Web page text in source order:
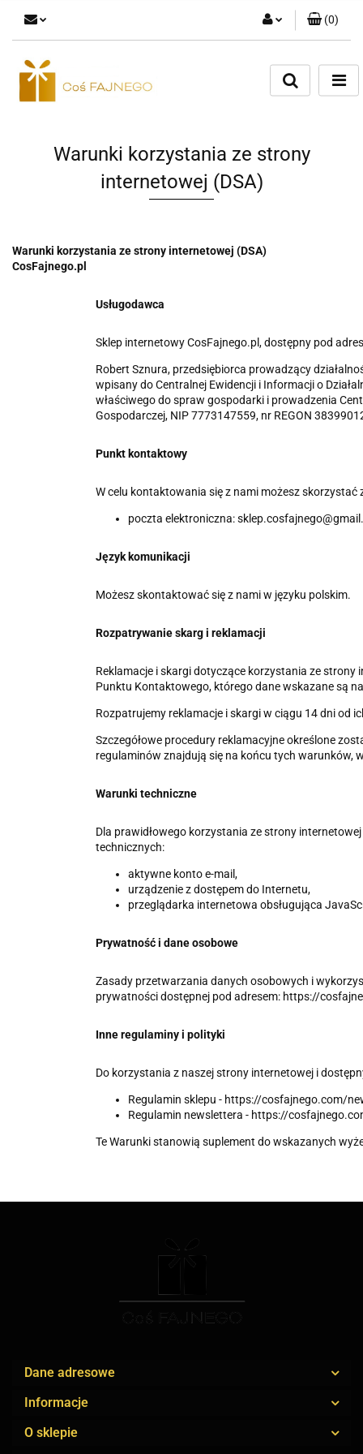
Zaloguj się
(0)
Warunki korzystania ze strony
internetowej (DSA)
Warunki korzystania ze strony internetowej (DSA)
CosFajnego.pl
Usługodawca
Sklep internetowy CosFajnego.pl, dostępny pod
Robert Sznura, przedsiębiorca prowadzący
wpisany do Centralnej Ewidencji i Informacji o
właściwego do spraw gospodarki i prowadzenia
Gospodarczej, NIP 7773147559, nr REGON
Punkt kontaktowy
W celu kontaktowania się z nami możesz
poczta elektroniczna:
Język komunikacji
Możesz skontaktować się z nami w języku polskim.
Rozpatrywanie skarg i reklamacji
Reklamacje i skargi dotyczące korzystania ze
Punktu Kontaktowego, którego dane wskazane są
Rozpatrujemy reklamacje i skargi w ciągu 14 dni od
Szczegółowe procedury reklamacyjne określone
regulaminów znajdują się na końcu tych warunków,
Warunki techniczne
Dla prawidłowego korzystania ze strony
technicznych:
aktywne konto e-mail,
urządzenie z dostępem do Internetu,
przeglądarka internetowa obsługująca
Prywatność i dane osobowe
Zasady przetwarzania danych osobowych i
prywatności dostępnej pod adresem: https://
Inne regulaminy i polityki
Do korzystania z naszej strony internetowej i
Regulamin sklepu - https://cosfajnego.com/
Regulamin newslettera - https://
Te Warunki stanowią suplement do wskazanych
Dane adresowe
Informacje
O sklepie